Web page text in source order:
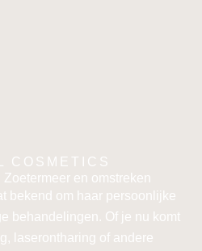
COSMETICS
en omstreken
bekend om haar persoonlijke
behandelingen. Of je nu komt
laserontharing of andere